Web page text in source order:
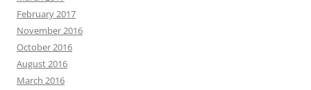
February 2017
November 2016
October 2016
August 2016
March 2016